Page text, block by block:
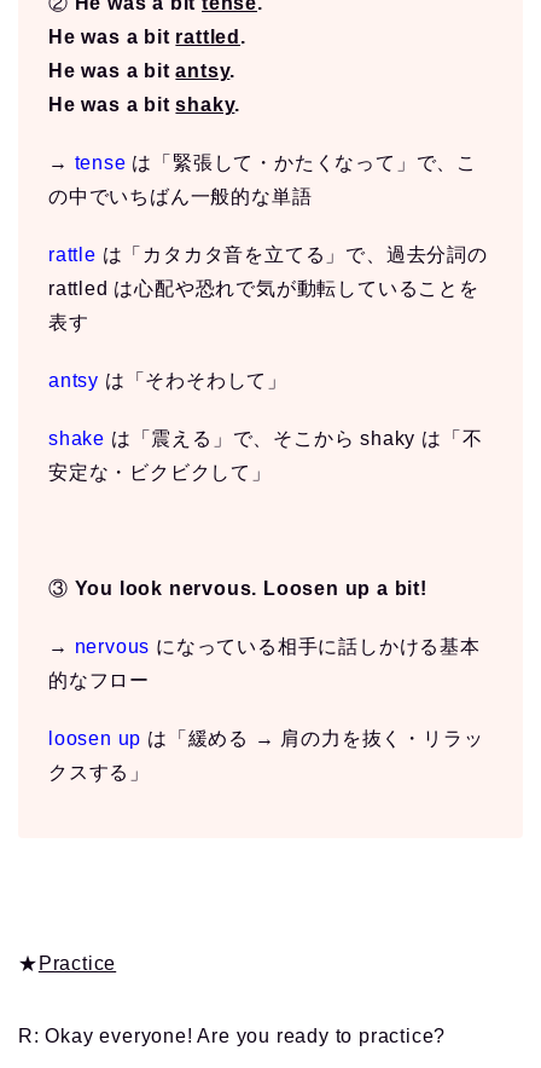
He was a bit rattled .
He was a bitantsy.
He was a bitshaky.
→ tense は「緊張して・かたくなって」で、こ
の中でいちばん一般的な単語
rattle は「カタカタ音を立てる」で、過去分詞の
rattled は心配や恐れで気が動転していることを
表す
antsy は「そわそわして」
shake は「震える」で、そこから shaky は「不
安定な・ビクビクして」
③ You look nervous. Loosen up a bit!
→ nervous になっている相手に話しかける基本
的なフロー
loosen up は「緩める → 肩の力を抜く・リラッ
クスする」
★ Practice
R: Okay everyone! Are you ready to practice?